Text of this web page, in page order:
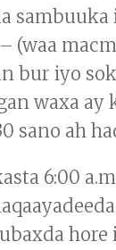
– (waa
bur iyo
waxa ay
sano ah
6:00
hore